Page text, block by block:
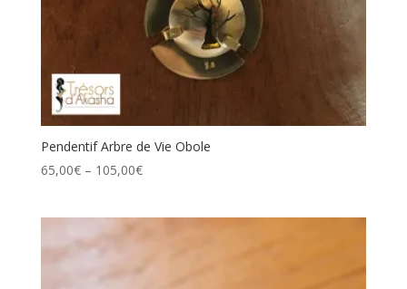
Pendentif Arbre de Vie Obole
65,00€ – 105,00€Price